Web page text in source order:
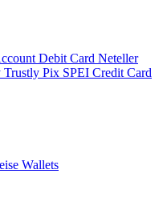
Debit Card Neteller
Trustly Pix SPEI Credit Card
Wallets